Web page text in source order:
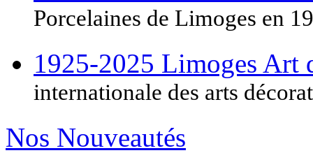
Porcelaines de Limoges en
1925-2025 Limoges Art
internationale des arts
Nos Nouveautés